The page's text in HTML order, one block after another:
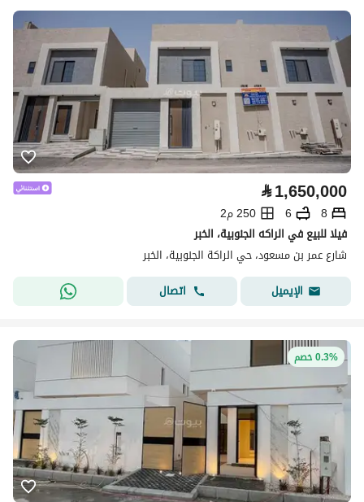
⃁1,650,000
8
6
250 م2
فيلا للبيع في الراكه الجنوبية، الخبر
شارع عمر بن مسعود، حي الراكة الجنوبية، الخبر
الإيميل
اتصال
0.3% خصم